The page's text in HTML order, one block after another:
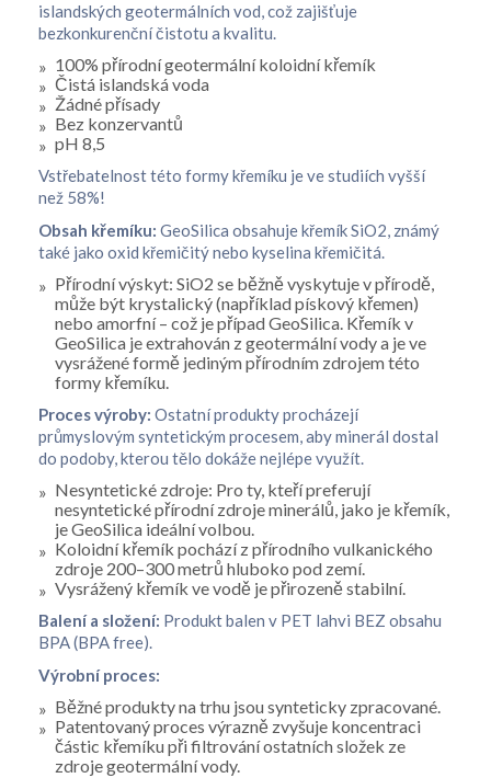
islandských geotermálních vod, což zajišťuje
bezkonkurenční čistotu a kvalitu.
100% přírodní geotermální koloidní křemík
Čistá islandská voda
Žádné přísady
Bez konzervantů
pH 8,5
Vstřebatelnost této formy křemíku je ve studiích vyšší
než 58%!
Obsah křemíku: GeoSilica obsahuje křemík SiO2, známý
také jako oxid křemičitý nebo kyselina křemičitá.
Přírodní výskyt: SiO2 se běžně vyskytuje v přírodě,
může být krystalický (například pískový křemen)
nebo amorfní – což je případ GeoSilica. Křemík v
GeoSilica je extrahován z geotermální vody a je ve
vysrážené formě jediným přírodním zdrojem této
formy křemíku.
Proces výroby: Ostatní produkty procházejí
průmyslovým syntetickým procesem, aby minerál dostal
do podoby, kterou tělo dokáže nejlépe využít.
Nesyntetické zdroje: Pro ty, kteří preferují
nesyntetické přírodní zdroje minerálů, jako je křemík,
je GeoSilica ideální volbou.
Koloidní křemík pochází z přírodního vulkanického
zdroje 200–300 metrů hluboko pod zemí.
Vysrážený křemík ve vodě je přirozeně stabilní.
Balení a složení: Produkt balen v PET lahvi BEZ obsahu
BPA (BPA free).
Výrobní proces:
Běžné produkty na trhu jsou synteticky zpracované.
Patentovaný proces výrazně zvyšuje koncentraci
částic křemíku při filtrování ostatních složek ze
zdroje geotermální vody.